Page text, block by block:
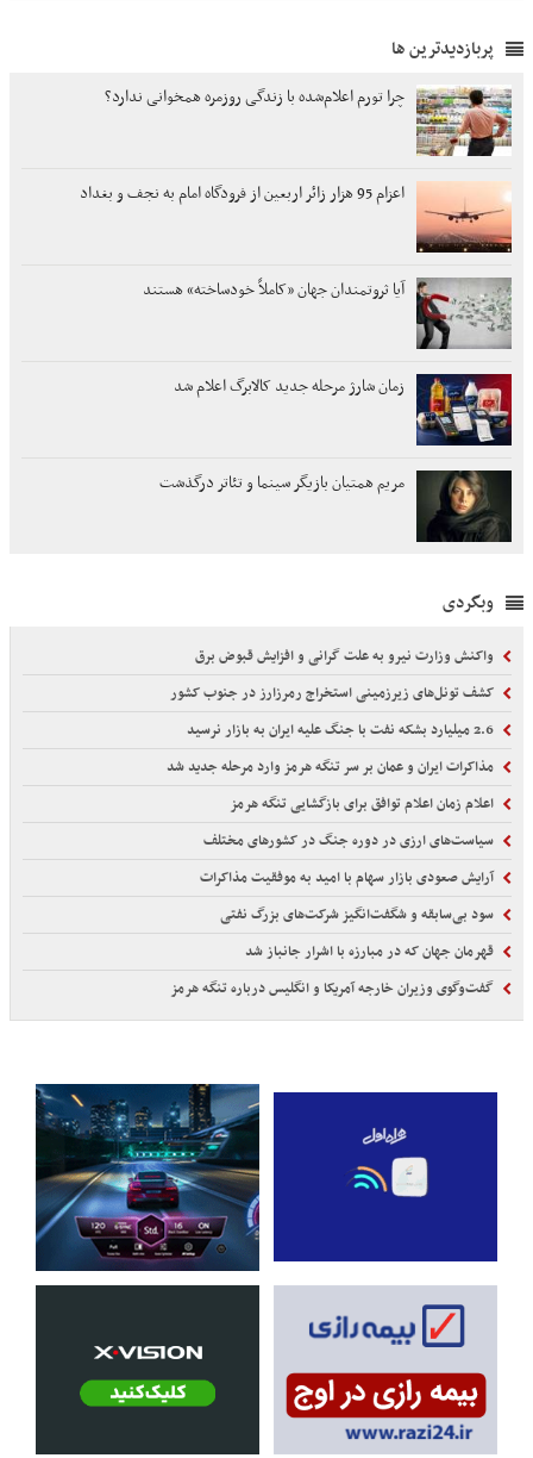
پربازدیدترین ها
چرا تورم اعلام‌شده با زندگی روزمره همخوانی ندارد؟
اعزام 95 هزار زائر اربعین از فرودگاه امام به نجف و بغداد
آیا ثروتمندان جهان «کاملاً خودساخته» هستند
زمان شارژ مرحله جدید کالابرگ اعلام شد
مریم همتیان بازیگر سینما و تئاتر درگذشت
وبگردی
واکنش وزارت نیرو به علت گرانی و افزایش قبوض برق
کشف تونل‌های زیرزمینی استخراج رمرزارز در جنوب کشور
مذاکرات ایران و عمان بر سر تنگه هرمز وارد مرحله جدید شد
اعلام زمان اعلام توافق برای بازگشایی تنگه هرمز
سیاست‌های ارزی در دوره جنگ در کشورهای مختلف
آرایش صعودی بازار سهام با امید به موفقیت مذاکرات
سود بی‌سابقه و شگفت‌انگیز شرکت‌های بزرگ نفتی
قهرمان جهان که در مبارزه با اشرار جانباز شد
گفت‌وگوی وزیران خارجه آمریکا و انگلیس درباره تنگه هرمز